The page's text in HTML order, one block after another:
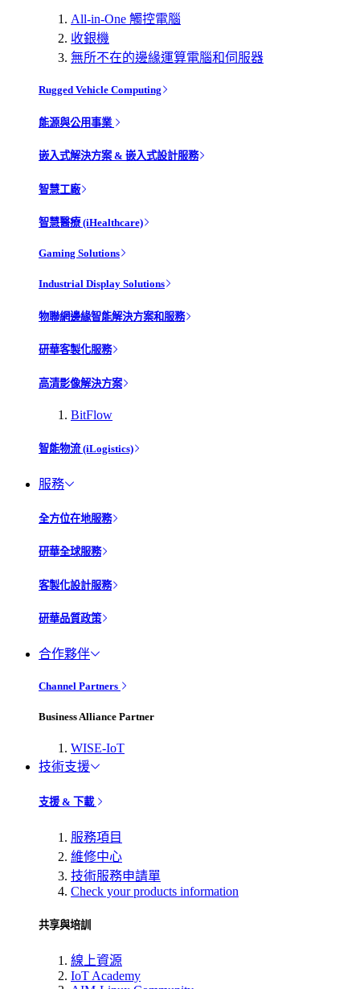
All-in-One 觸控電腦
收銀機
無所不在的邊緣運算電腦和伺服器
Rugged Vehicle Computing
能源與公用事業
嵌入式解決方案 & 嵌入式設計服務
智慧工廠
智慧醫療 (iHealthcare)
Gaming Solutions
Industrial Display Solutions
物聯網邊緣智能解決方案和服務
研華客製化服務
高清影像解決方案
BitFlow
智能物流 (iLogistics)
服務
全方位在地服務
研華全球服務
客製化設計服務
研華品質政策
合作夥伴
Channel Partners
Business Alliance Partner
WISE-IoT
技術支援
支援 & 下載
服務項目
維修中心
技術服務申請單
Check your products information
共享與培訓
線上資源
IoT Academy